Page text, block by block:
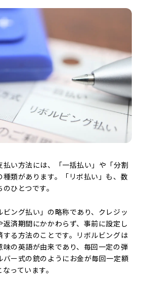
払い方法には、「一括払い」や「分割
類があります。「リボ払い」も、数
ひとつです。
ビング払い」の略称であり、クレジッ
返済期間にかかわらず、事前に設定し
する方法のことです。リボルビングは
味の英語が由来であり、毎回一定の弾
バー式の銃のようにお金が毎回一定額
っています。